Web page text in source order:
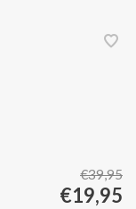
€39,95
€19,95